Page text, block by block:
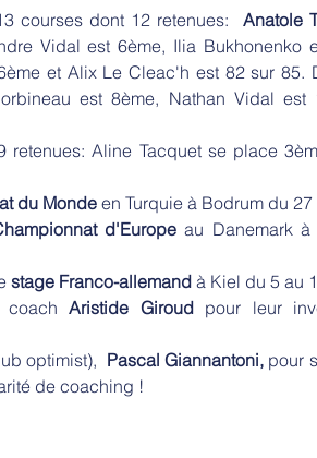
courses dont 12 retenues: Anatole
Vidal est 6ème, Ilia Bukhonenko
et Alix Le Cleac'h est 82 sur 85.
est 8ème, Nathan Vidal est
retenues: Aline Tacquet se place
du Monde en Turquie à Bodrum du
d'Europe au Danemark
stage Franco-allemand à Kiel du 5 au
coach Aristide Giroud pour leur
optimist), Pascal Giannantoni, pour
de coaching !